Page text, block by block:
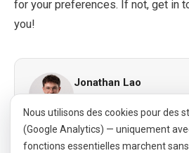
for your preferences. If not, get in
you!
Jonathan Lao
agency, and a
Colosseum at Night is
Nous utilisons des cookies pour des
(Google Analytics) — uniquement
fonctions essentielles marchent sans.